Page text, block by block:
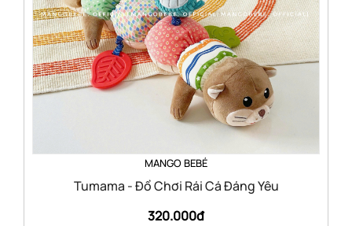
MANGO BEBÉ
Tumama - Đồ Chơi Rái Cá Đáng Yêu
320.000đ